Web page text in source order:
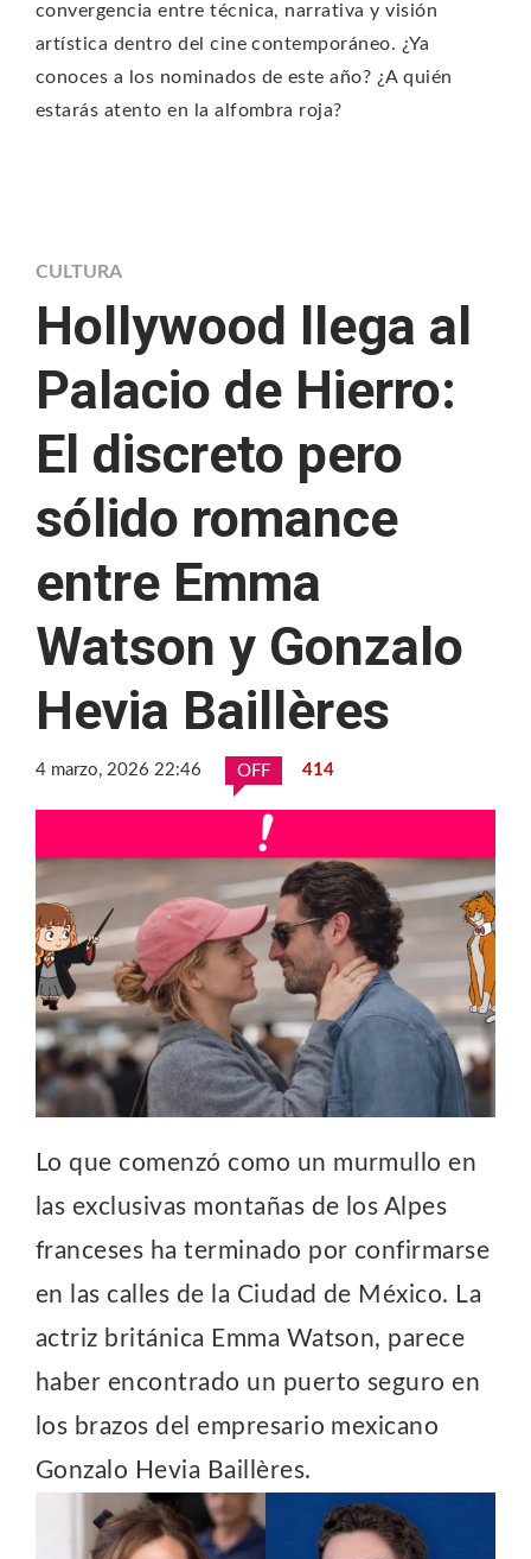
convergencia entre técnica, narrativa y visión
artística dentro del cine contemporáneo. ¿Ya
conoces a los nominados de este año? ¿A quién
estarás atento en la alfombra roja?
CULTURA
Hollywood llega al
Palacio de Hierro:
El discreto pero
sólido romance
entre Emma
Watson y Gonzalo
Hevia Baillères
4 marzo, 2026 22:46 OFF 414
Lo que comenzó como un murmullo en
las exclusivas montañas de los Alpes
franceses ha terminado por confirmarse
en las calles de la Ciudad de México. La
actriz británica Emma Watson, parece
haber encontrado un puerto seguro en
los brazos del empresario mexicano
Gonzalo Hevia Baillères.